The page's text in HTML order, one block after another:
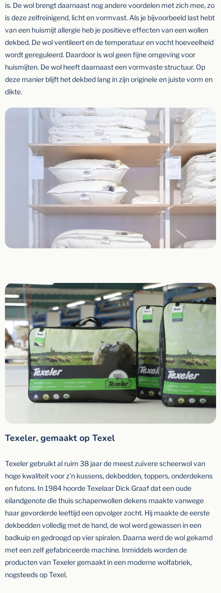
is. De wol brengt daarnaast nog andere voordelen met zich mee, zo
is deze zelfreinigend, licht en vormvast. Als je bijvoorbeeld last hebt
van een huismijt allergie heb je positieve effecten van een wollen
dekbed. De wol ventileert en de temperatuur en vocht hoeveelheid
wordt gereguleerd. Daardoor is wol geen fijne omgeving voor
huismijten. De wol heeft daarnaast een vormvaste structuur. Op
deze manier blijft het dekbed lang in zijn originele en juiste vorm en
dikte.
Texeler, gemaakt op Texel
Texeler gebruikt al ruim 38 jaar de meest zuivere scheerwol van
hoge kwaliteit voor z’n kussens, dekbedden, toppers, onderdekens
en futons. In 1984 hoorde Texelaar Dick Graaf dat een oude
eilandgenote die thuis schapenwollen dekens maakte vanwege
haar gevorderde leeftijd een opvolger zocht. Hij maakte de eerste
dekbedden volledig met de hand, de wol werd gewassen in een
badkuip en gedroogd op vier spiralen. Daarna werd de wol gekamd
met een zelf gefabriceerde machine. Inmiddels worden de
producten van Texeler gemaakt in een moderne wolfabriek,
nogsteeds op Texel.